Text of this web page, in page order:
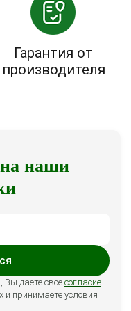
Гарантия от
производителя
наши
даете свое согласие
и принимаете условия